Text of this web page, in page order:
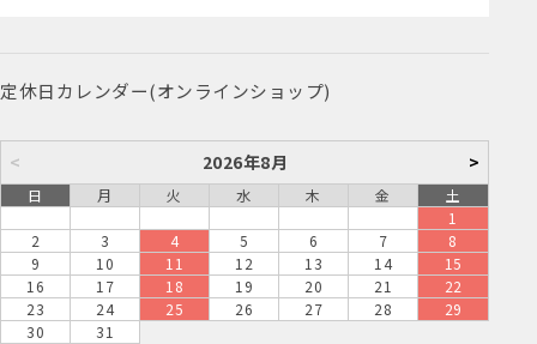
定休日カレンダー(オンラインショップ)
< 2026年8月 >
日 月 火 水 木 金
土
1
2
3 4 5 6 7
8
9
10 11 12 13 14
15
16
17 18 19 20 21
22
23
24 25 26 27 28
29
30
31